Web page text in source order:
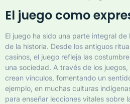
El juego como
El juego ha sido una parte integral
de la historia. Desde los antiguos
casinos, el juego refleja las
una sociedad. A través de los
crean vínculos, fomentando un
ejemplo, en muchas culturas
para enseñar lecciones vitales sobre